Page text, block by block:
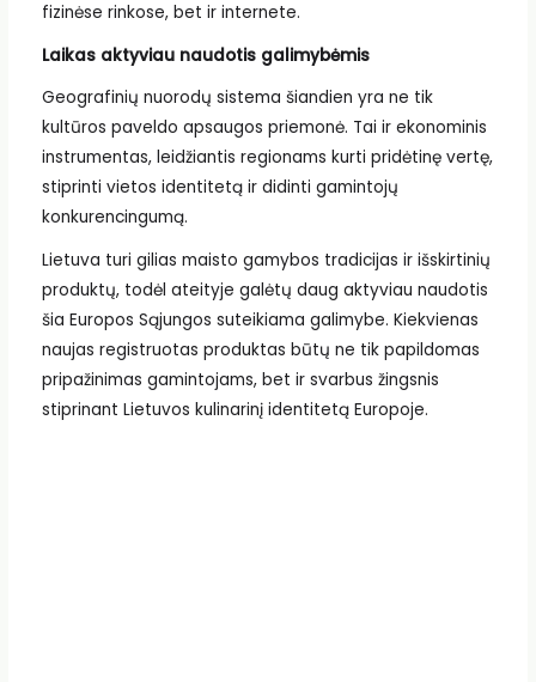
fizinėse rinkose, bet ir internete.
Laikas aktyviau naudotis galimybėmis
Geografinių nuorodų sistema šiandien yra ne tik
kultūros paveldo apsaugos priemonė. Tai ir ekonominis
instrumentas, leidžiantis regionams kurti pridėtinę vertę,
stiprinti vietos identitetą ir didinti gamintojų
konkurencingumą.
Lietuva turi gilias maisto gamybos tradicijas ir išskirtinių
produktų, todėl ateityje galėtų daug aktyviau naudotis
šia Europos Sąjungos suteikiama galimybe. Kiekvienas
naujas registruotas produktas būtų ne tik papildomas
pripažinimas gamintojams, bet ir svarbus žingsnis
stiprinant Lietuvos kulinarinį identitetą Europoje.